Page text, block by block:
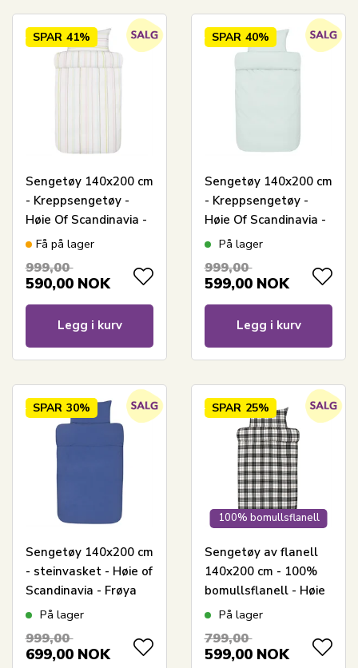
SPAR 41%
Sengetøy 140x200 cm
- Kreppsengetøy -
Høie Of Scandinavia -
Minna Multi
Få på lager
999,00
590,00 NOK
Legg i kurv
SPAR 40%
Sengetøy 140x200 cm
- Kreppsengetøy -
Høie Of Scandinavia -
Sanna Aqua
På lager
999,00
599,00 NOK
Legg i kurv
SPAR 30%
Sengetøy 140x200 cm
- steinvasket - Høie of
Scandinavia - Frøya
Ultra Marine
På lager
999,00
699,00 NOK
100% bomullsflanell
SPAR 25%
Sengetøy av flanell
140x200 cm - 100%
bomullsflanell - Høie
of Scandinavia - Lukas
På lager
799,00
599,00 NOK